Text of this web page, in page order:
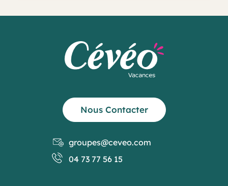
Nous Contacter
groupes@ceveo.com
04 73 77 56 15